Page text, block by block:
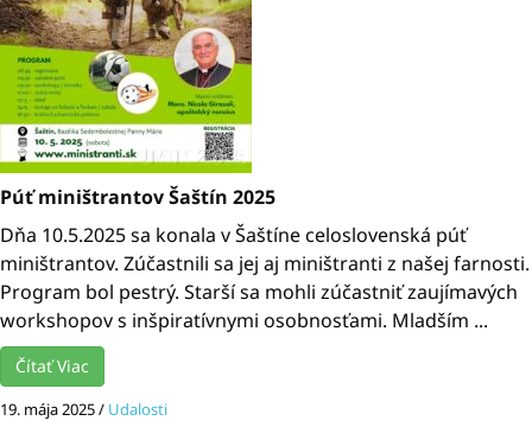
Púť miništrantov Šaštín 2025
Dňa 10.5.2025 sa konala v Šaštíne celoslovenská púť
miništrantov. Zúčastnili sa jej aj miništranti z našej farnosti.
Program bol pestrý. Starší sa mohli zúčastniť zaujímavých
workshopov s inšpiratívnymi osobnosťami. Mladším ...
Čítať Viac
19. mája 2025/ Udalosti